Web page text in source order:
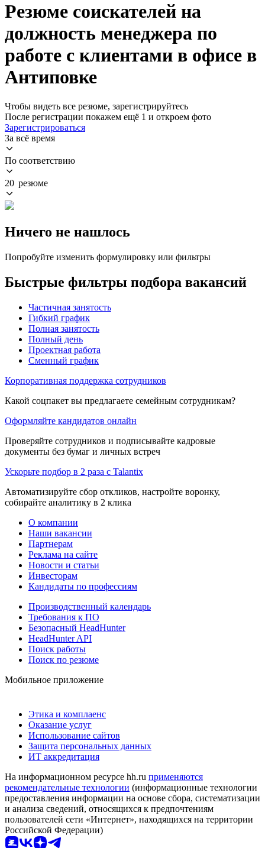
Резюме соискателей на
должность менеджера по
работе с клиентами в офисе в
Антиповке
Чтобы видеть все резюме, зарегистрируйтесь
После регистрации покажем ещё 1 и откроем фото
Зарегистрироваться
За всё время
По соответствию
20 резюме
Ничего не нашлось
Попробуйте изменить формулировку или фильтры
Быстрые фильтры подбора вакансий
Частичная занятость
Гибкий график
Полная занятость
Полный день
Проектная работа
Сменный график
Корпоративная поддержка сотрудников
Какой соцпакет вы предлагаете семейным сотрудникам?
Оформляйте кандидатов онлайн
Проверяйте сотрудников и подписывайте кадровые
документы без бумаг и личных встреч
Ускорьте подбор в 2 раза с Talantix
Автоматизируйте сбор откликов, настройте воронку,
собирайте аналитику в 2 клика
О компании
Наши вакансии
Партнерам
Реклама на сайте
Новости и статьи
Инвесторам
Кандидаты по профессиям
Производственный календарь
Требования к ПО
Безопасный HeadHunter
HeadHunter API
Поиск работы
Поиск по резюме
Мобильное приложение
Этика и комплаенс
Оказание услуг
Использование сайтов
Защита персональных данных
ИТ аккредитация
На информационном ресурсе hh.ru применяются
рекомендательные технологии (информационные технологии
предоставления информации на основе сбора, систематизации
и анализа сведений, относящихся к предпочтениям
пользователей сети «Интернет», находящихся на территории
Российской Федерации)